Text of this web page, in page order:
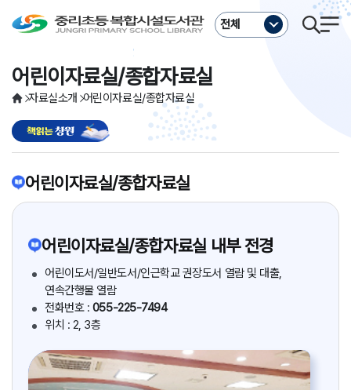
전체
자료실소개 어린이자료실/종합자료실
어린이자료실/종합자료실
어린이자료실/종합자료실
어린이자료실/종합자료실 내부 전경
어린이도서/일반도서/인근학교 권장도서 열람 및 대출,
연속간행물 열람
전화번호 : 055-225-7494
위치 : 2, 3층